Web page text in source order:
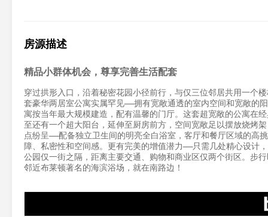
房源描述
精品小群体机会，尊享完善生活配套
穿过拱形入口，沿着秘密花园小径前行，与仅三位邻居共用一个
套豪华两居室公寓实属罕见——拥有宽敞通透的室内空间和宽敞的
寓按当年最大规模建造，配有温馨的门厅。这套超宽敞的公寓在
至还有一个超大阳台，延伸至厨房前方，空间宽敞足以摆放烧烤
点纷呈——配备独立卫生间的明亮全白浴室，客厅和餐厅区域的高
障、私密性和空间感。更有完美的增值潜力——只需几处精心设计
公园仅一街之隔，距离主要交通、购物和商业区仅两个街区。步
邻近布莱顿著名的海滨浴场，就在南路边！